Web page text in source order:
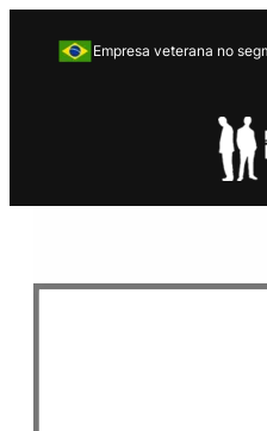
Empresa veterana no